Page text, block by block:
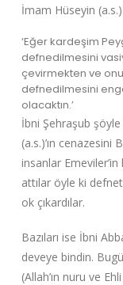
İmam Hüseyin
‘Eğer kardeşim
defnedilmesini
çevirmekten ve
defnedilmesini
olacaktın.’
İbni Şehraşub
(a.s.)’ın cenazesini
insanlar
attılar öyle ki
ok çıkardılar.
Bazıları ise İbni
deveye bindin.
(Allah’ın nuru ve